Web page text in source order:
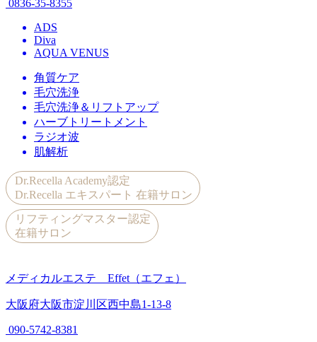
0836-35-8355
ADS
Diva
AQUA VENUS
角質ケア
毛穴洗浄
毛穴洗浄＆リフトアップ
ハーブトリートメント
ラジオ波
肌解析
Dr.Recella Academy認定
Dr.Recella エキスパート 在籍サロン
リフティングマスター認定
在籍サロン
メディカルエステ Effet（エフェ）
大阪府大阪市淀川区西中島1-13-8
090-5742-8381